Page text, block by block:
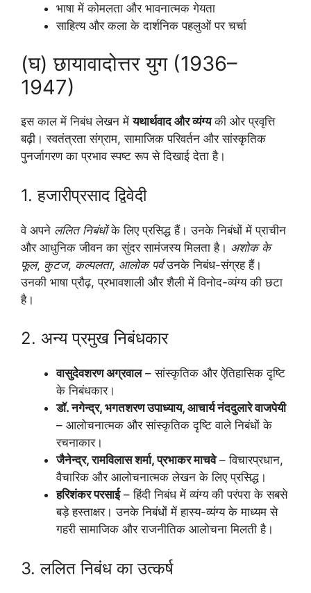
भाषा में कोमलता और भावनात्मक गेयता
साहित्य और कला के दार्शनिक पहलुओं पर चर्चा
(घ) छायावादोत्तर युग (1936–
1947)
इस काल में निबंध लेखन मेंयथार्थवाद और व्यंग्यकी ओर प्रवृत्ति
बढ़ी। स्वतंत्रता संग्राम, सामाजिक परिवर्तन और सांस्कृतिक
पुनर्जागरण का प्रभाव स्पष्ट रूप से दिखाई देता है।
1. हजारीप्रसाद द्विवेदी
वे अपने ललित निबंधोंके लिए प्रसिद्ध हैं। उनके निबंधों में प्राचीन
और आधुनिक जीवन का सुंदर सामंजस्य मिलता है। अशोक के
फूल, कुटज, कल्पलता, आलोक पर्वउनके निबंध-संग्रह हैं।
उनकी भाषा प्रौढ़, प्रभावशाली और शैली में विनोद-व्यंग्य की छटा
है।
2. अन्य प्रमुख निबंधकार
वासुदेवशरण अग्रवाल– सांस्कृतिक और ऐतिहासिक दृष्टि
के निबंधकार।
डॉ. नगेन्द्र, भगतशरण उपाध्याय, आचार्य नंददुलारे वाजपेयी
– आलोचनात्मक और सांस्कृतिक दृष्टि वाले निबंधों के
रचनाकार।
जैनेन्द्र, रामविलास शर्मा, प्रभाकर माचवे– विचारप्रधान,
वैचारिक और आलोचनात्मक लेखन के लिए प्रसिद्ध।
हरिशंकर परसाई– हिंदी निबंध में व्यंग्य की परंपरा के सबसे
बड़े हस्ताक्षर। उनके निबंधों में हास्य-व्यंग्य के माध्यम से
गहरी सामाजिक और राजनीतिक आलोचना मिलती है।
3. ललित निबंध का उत्कर्ष